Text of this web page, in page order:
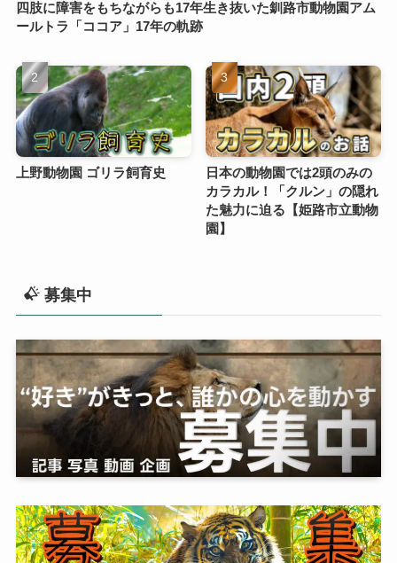
四肢に障害をもちながらも17年生き抜いた釧路市動物園アム
ールトラ「ココア」17年の軌跡
上野動物園 ゴリラ飼育史
日本の動物園では2頭のみの
カラカル！「クルン」の隠れ
た魅力に迫る【姫路市立動物
園】
募集中